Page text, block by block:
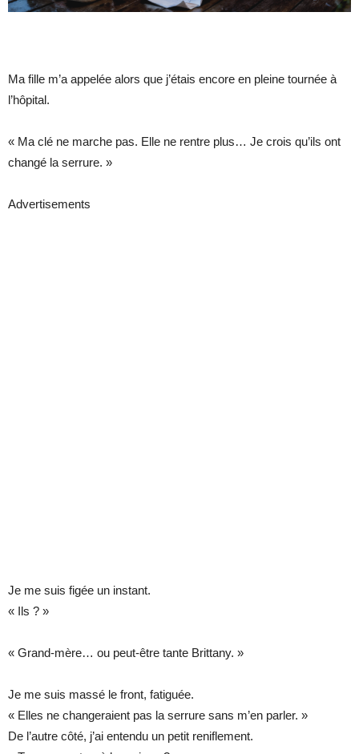
Ma fille m’a appelée alors que j’étais encore en pleine tournée à
l’hôpital.
« Ma clé ne marche pas. Elle ne rentre plus… Je crois qu’ils ont
changé la serrure. »
Advertisements
Je me suis figée un instant.
« Ils ? »
« Grand-mère… ou peut-être tante Brittany. »
Je me suis massé le front, fatiguée.
« Elles ne changeraient pas la serrure sans m’en parler. »
De l’autre côté, j’ai entendu un petit reniflement.